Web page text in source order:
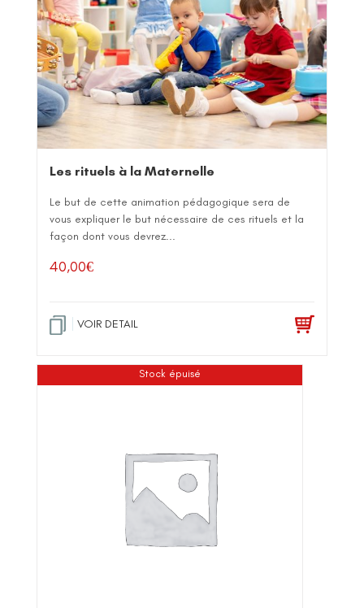
Les rituels à la Maternelle
Le but de cette animation pédagogique sera de
vous expliquer le but nécessaire de ces rituels et la
façon dont vous devrez...
40,00€
VOIR DETAIL
Stock épuisé